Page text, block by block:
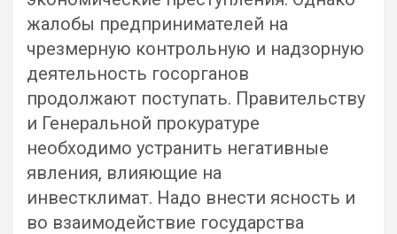
жалобы предпринимателей на
чрезмерную контрольную и надзорную
деятельность госорганов
продолжают поступать. Правительству
и Генеральной прокуратуре
необходимо устранить негативные
явления, влияющие на
инвестклимат. Надо внести ясность и
во взаимодействие государства